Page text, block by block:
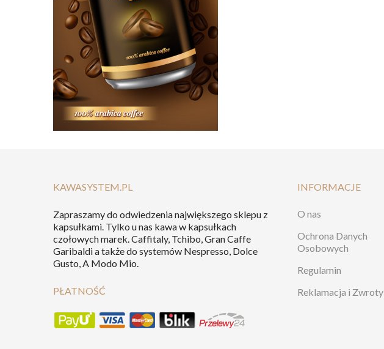
KAWASYSTEM.PL
Zapraszamy do odwiedzenia największego sklepu z
kapsułkami. Tylko u nas kawa w kapsułkach
czołowych marek. Caffitaly, Tchibo, Gran Caffe
Garibaldi a także do systemów Nespresso, Dolce
Gusto, A Modo Mio.
PŁATNOŚĆ
INFORMACJE
O nas
Ochrona Danych
Osobowych
Regulamin
Reklamacja i Zwroty